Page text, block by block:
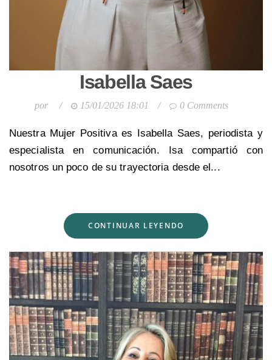
Isabella Saes
por / 15/01/2026 18:01 / 0 Comments
Nuestra Mujer Positiva es Isabella Saes, periodista y
especialista en comunicación. Isa compartió con
nosotros un poco de su trayectoria desde el...
CONTINUAR LEYENDO